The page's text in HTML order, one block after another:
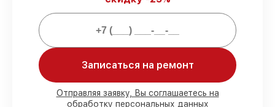
Мы гарантируем:
работ выполняем с возможностью
90%деталей EOTech готовы к установке
в Москве, остальные поступают
Записаться на ремонт
Отправляя заявку, Вы соглашаетесь на
обработку персональных данных